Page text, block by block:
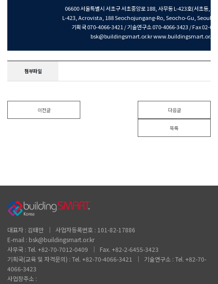
06600 서울특별시 서초구 서초중앙로 188, 사무동 L-423호(서초동, 아
L-423, Acrovista, 188 Seochojungang-Ro, Seocho-Gu, Seoul
기획국 070-4066-3421 / 기술연구소 070-4066-3423 / Fax 02-
bsk@buildingsmart.or.kr www.buildingsmart.or.kr
첨부파일
이전글 다음글
목록
대표자 : 김태만 │ 사업자등록번호 : 101-82-17886
E-mail : bsk@buildingsmart.or.kr
사무국 : Tel. +82-70-7012-0409 │ Fax. +82-2-6455-3423
기획국(교육 및 자격문의) : Tel. +82-70-4066-3421 │ 기술연구소 : Tel. +82-70-
4066-3423
사업장주소 :